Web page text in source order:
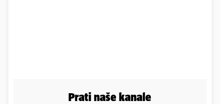
Prati naše kanale